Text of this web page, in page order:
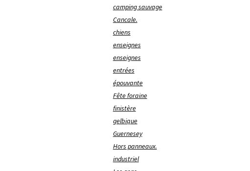
camping sauvage
Cancale.
chiens
enseignes
enseignes
entrées
épouvante
Fête foraine
finistère
gelbique
Guernesey
Hors panneaux.
industriel